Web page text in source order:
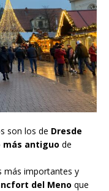
son los de Dresde
más antiguo de
más importantes y
del Meno que